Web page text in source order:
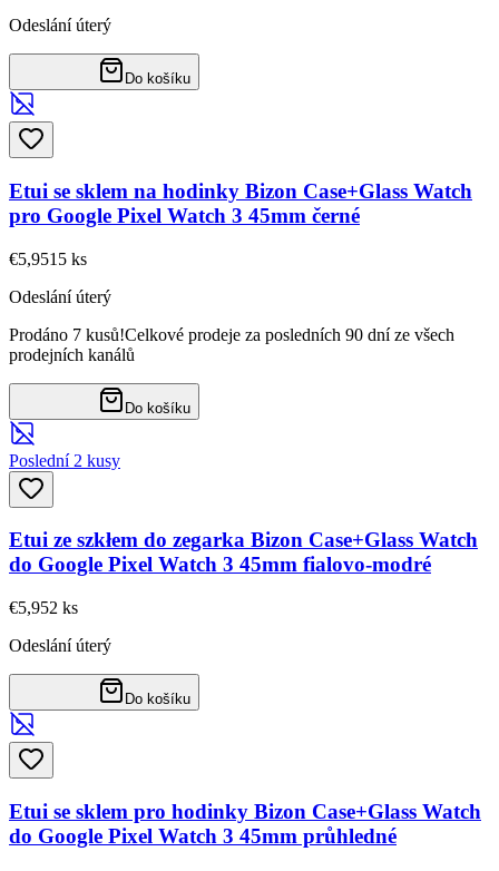
Odeslání úterý
Do košíku
Etui se sklem na hodinky Bizon Case+Glass Watch
pro Google Pixel Watch 3 45mm černé
€5,9515 ks
Odeslání úterý
Prodáno 7 kusů!Celkové prodeje za posledních 90 dní ze všech
prodejních kanálů
Do košíku
Poslední 2 kusy
Etui ze szkłem do zegarka Bizon Case+Glass Watch
do Google Pixel Watch 3 45mm fialovo-modré
€5,952 ks
Odeslání úterý
Do košíku
Etui se sklem pro hodinky Bizon Case+Glass Watch
do Google Pixel Watch 3 45mm průhledné